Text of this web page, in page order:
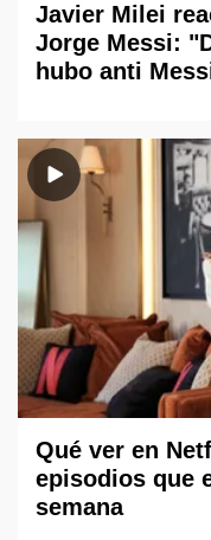
Javier Milei
Jorge Messi:
hubo anti
Qué ver en
episodios que
semana